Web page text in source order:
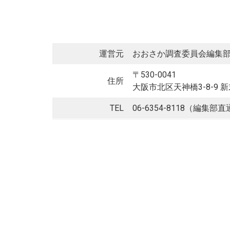
運営元 おおさか調査委員会編集部
住所
〒530-0041
大阪市北区天神橋3-8-9
TEL 06-6354-8118（編集部直